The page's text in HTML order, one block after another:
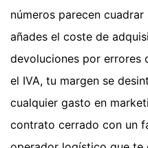
números parecen
añades el coste de
devoluciones por errores
el IVA, tu margen se
cualquier gasto en
contrato cerrado con un